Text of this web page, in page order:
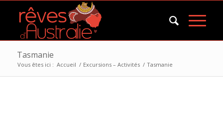
Tasmanie
Vous êtes ici : Accueil / Excursions – Activités / Tasmanie